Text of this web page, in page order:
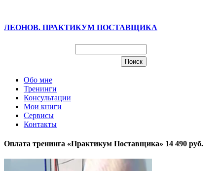
ЛЕОНОВ. ПРАКТИКУМ ПОСТАВЩИКА
Обо мне
Тренинги
Консультации
Мои книги
Сервисы
Контакты
Оплата тренинга «Практикум Поставщика» 14 490 руб.